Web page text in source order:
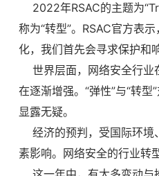
2022年RSAC的主题为
称为“转型”。RSAC官方表
化，我们首先会寻求保护和
世界层面，网络安全行业
在逐渐增强。“弹性”与“转
显露无疑。
经济的预判，受国际环境
素影响。网络安全的行业转